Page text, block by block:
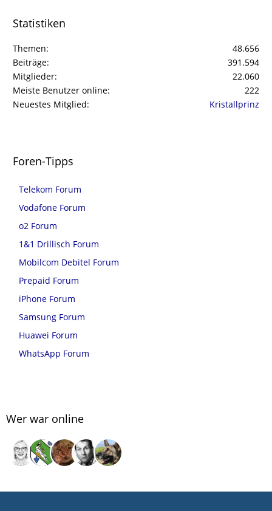
Statistiken
Themen
48.656
Beiträge
391.594
Mitglieder
22.060
Meiste Benutzer online
222
Neuestes Mitglied
Kristallprinz
Foren-Tipps
Telekom Forum
Vodafone Forum
o2 Forum
1&1 Drillisch Forum
Mobilcom Debitel Forum
Prepaid Forum
iPhone Forum
Samsung Forum
Huawei Forum
WhatsApp Forum
Wer war online